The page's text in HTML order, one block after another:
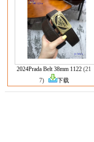
2024Prada Belt 38mm 1122 (21
7)
下载